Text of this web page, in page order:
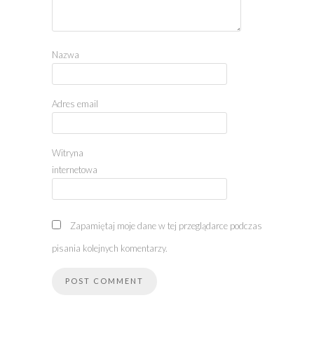
Nazwa
Adres email
Witryna
internetowa
Zapamiętaj moje dane w tej przeglądarce podczas
pisania kolejnych komentarzy.